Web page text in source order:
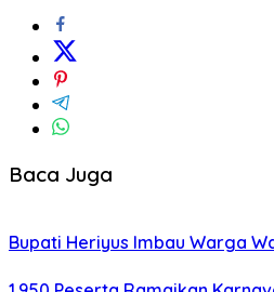
Baca Juga
Bupati Heriyus Imbau Warga